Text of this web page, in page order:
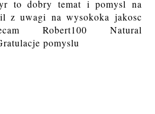
to dobry temat i pomysl na
z uwagi na wysokoka jakosc
Robert100 Natural
pomyslu